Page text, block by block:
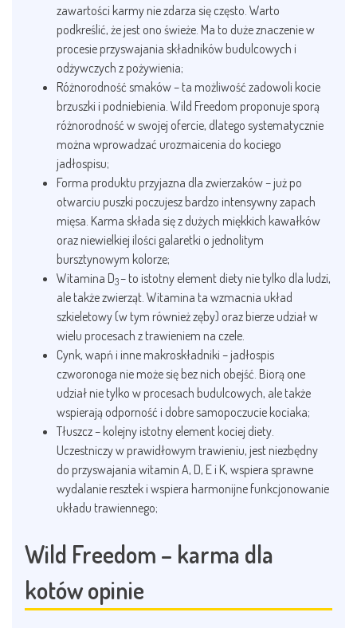
zawartości karmy nie zdarza się często. Warto
podkreślić, że jest ono świeże. Ma to duże znaczenie w
procesie przyswajania składników budulcowych i
odżywczych z pożywienia;
Różnorodność smaków – ta możliwość zadowoli kocie
brzuszki i podniebienia. Wild Freedom proponuje sporą
różnorodność w swojej ofercie, dlatego systematycznie
można wprowadzać urozmaicenia do kociego
jadłospisu;
Forma produktu przyjazna dla zwierzaków – już po
otwarciu puszki poczujesz bardzo intensywny zapach
mięsa. Karma składa się z dużych miękkich kawałków
oraz niewielkiej ilości galaretki o jednolitym
bursztynowym kolorze;
Witamina D3– to istotny element diety nie tylko dla ludzi,
ale także zwierząt. Witamina ta wzmacnia układ
szkieletowy (w tym również zęby) oraz bierze udział w
wielu procesach z trawieniem na czele.
Cynk, wapń i inne makroskładniki – jadłospis
czworonoga nie może się bez nich obejść. Biorą one
udział nie tylko w procesach budulcowych, ale także
wspierają odporność i dobre samopoczucie kociaka;
Tłuszcz – kolejny istotny element kociej diety.
Uczestniczy w prawidłowym trawieniu, jest niezbędny
do przyswajania witamin A, D, E i K, wspiera sprawne
wydalanie resztek i wspiera harmonijne funkcjonowanie
układu trawiennego;
Wild Freedom – karma dla
kotów opinie